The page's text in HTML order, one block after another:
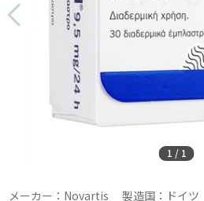
1 / 1
メーカー：Novartis 製造国：ドイツ